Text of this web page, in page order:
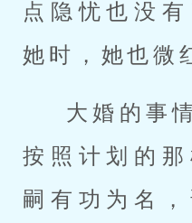
点隐忧也没
她时，她也微
大婚的事
按照计划的
嗣有功为名